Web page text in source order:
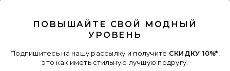
ПОВЫШАЙТЕ СВОЙ МОДНЫЙ
УРОВЕНЬ
Подпишитесь на нашу рассылку и получите СКИДКУ 10%*
это как иметь стильную лучшую подругу.